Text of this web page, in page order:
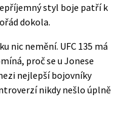
styl boje patří k
dokola.
nic nemění. UFC 135 má
proč se u Jonese
nejlepší bojovníky
nikdy nešlo úplně